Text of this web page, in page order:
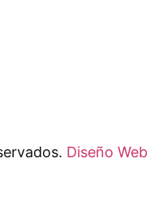
Diseño Web